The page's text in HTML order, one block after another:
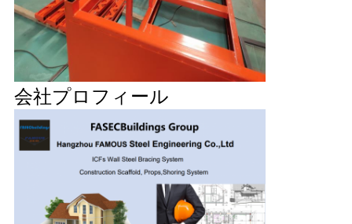
会社プロフィール